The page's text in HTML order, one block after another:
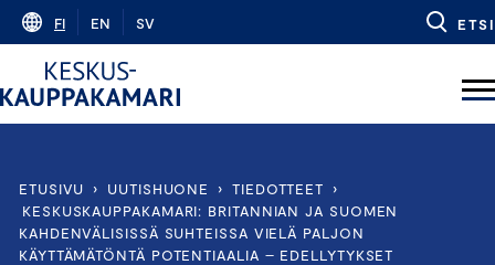
Skip
content
FI EN SV ETSI
ETUSIVU › UUTISHUONE › TIEDOTTEET
›
KESKUSKAUPPAKAMARI: BRITANNIAN JA SUOMEN
KAHDENVÄLISISSÄ SUHTEISSA VIELÄ PALJON
KÄYTTÄMÄTÖNTÄ POTENTIAALIA – EDELLYTYKSET